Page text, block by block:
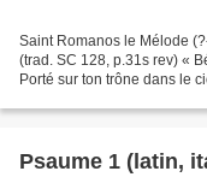
Saint Romanos le Mélode
(trad. SC 128, p.31s rev) «
Porté sur ton trône dans le
Psaume 1 (latin,